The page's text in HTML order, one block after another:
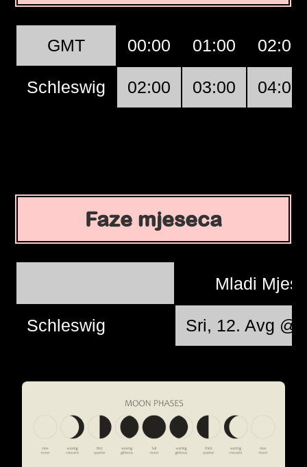
GMT 00:00 01:00 02:00
Schleswig 02:00 03:00 04:00
Faze mjeseca
Mladi
Schleswig Sri, 12. Avg @